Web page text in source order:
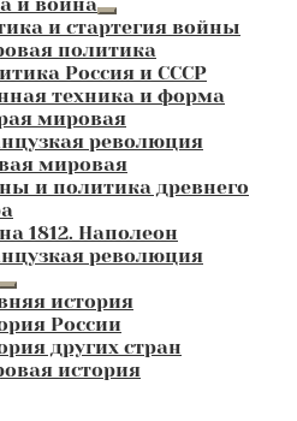
Развернутое
вложенное
меню
и стартегия войны
политика
Россия и СССР
техника и форма
мировая
революция
мировая
и политика древнего
1812. Наполеон
революция
Развернутое
вложенное
меню
история
России
других стран
история